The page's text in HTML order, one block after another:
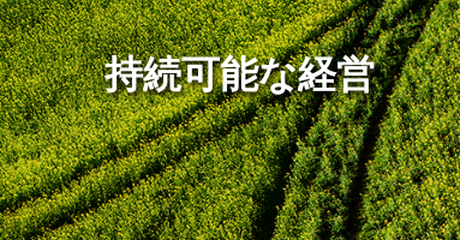
動
持続可能な経営